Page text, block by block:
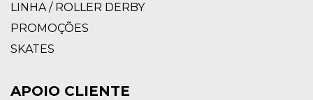
LINHA / ROLLER DERBY
PROMOÇÕES
SKATES
APOIO CLIENTE